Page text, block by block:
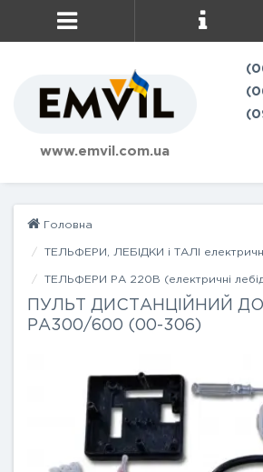
www.emvil.com.ua
Головна
ТЕЛЬФЕРИ, ЛЕБІДКИ і ТАЛІ
ТЕЛЬФЕРИ РА 220В (електричні
ПУЛЬТ ДИСТАНЦІЙНИЙ ДО
РА300/600 (00-306)